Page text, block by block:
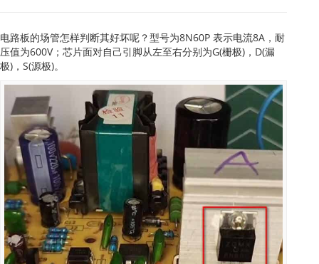
电路板的场管怎样判断其好坏呢？型号为8N60P 表示电流8A，耐
压值为600V；芯片面对自己引脚从左至右分别为G(栅极)，D(漏
极)，S(源极)。